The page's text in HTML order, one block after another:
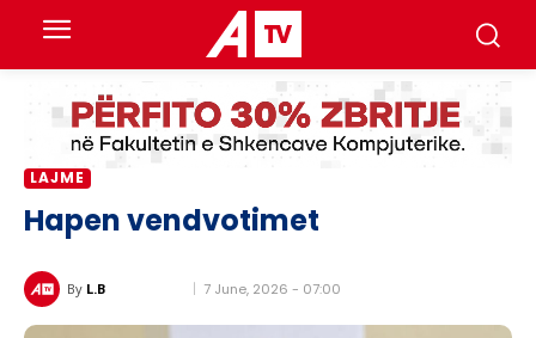
LAJME
Hapen vendvotimet
By L.B 7 June, 2026 - 07:00